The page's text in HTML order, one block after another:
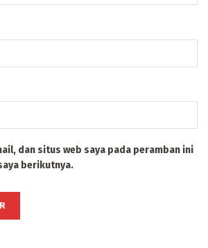
dan situs web saya pada peramban ini
berikutnya.